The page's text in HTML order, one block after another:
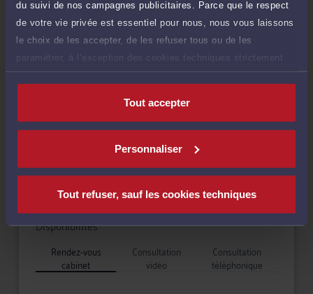
du suivi de nos campagnes publicitaires. Parce que le respect
de votre vie privée est essentiel pour nous, nous vous laissons
le choix de les accepter, de les refuser tous ou de les
paramétrer, à l’exception des cookies techniques strictement
nécessaires au fonctionnement du site.
Tout accepter
Personnaliser
Tout refuser, sauf les cookies techniques
Demander un rappel
Droit fiscal et droit douanier
Disponibilités
Rendez-vous
cabinet
Consultation
vidéo
Consultation
téléphonique